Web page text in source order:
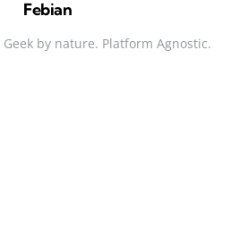
Febian
by nature. Platform Agnostic.